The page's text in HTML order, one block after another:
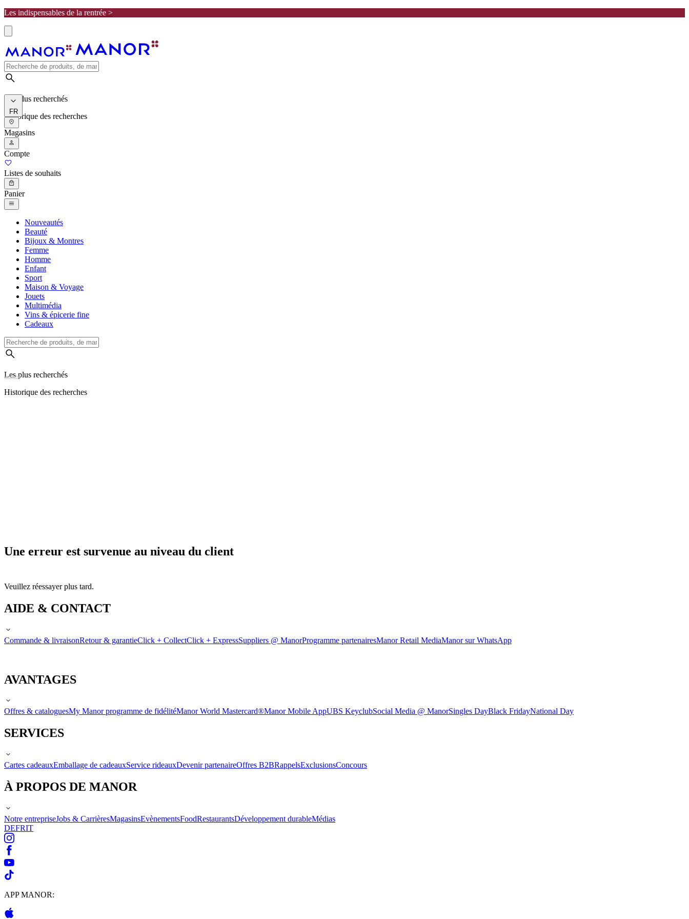
Les indispensables de la rentrée >
Les plus recherchés
Historique des recherches
FR
Magasins
Compte
Listes de souhaits
Panier
Nouveautés
Beauté
Bijoux & Montres
Femme
Homme
Enfant
Sport
Maison & Voyage
Jouets
Multimédia
Vins & épicerie fine
Cadeaux
Les plus recherchés
Historique des recherches
Une erreur est survenue au niveau du client
Veuillez réessayer plus tard.
AIDE & CONTACT
Commande & livraisonRetour & garantieClick + CollectClick + ExpressSuppliers @ ManorProgramme partenairesManor Retail MediaManor sur WhatsApp
AVANTAGES
Offres & cataloguesMy Manor programme de fidélitéManor World Mastercard®Manor Mobile AppUBS KeyclubSocial Media @ ManorSingles DayBlack FridayNational Day
SERVICES
Cartes cadeauxEmballage de cadeauxService rideauxDevenir partenaireOffres B2BRappelsExclusionsConcours
À PROPOS DE MANOR
Notre entrepriseJobs & CarrièresMagasinsEvènementsFoodRestaurantsDéveloppement durableMédias
DEFRIT
APP MANOR: